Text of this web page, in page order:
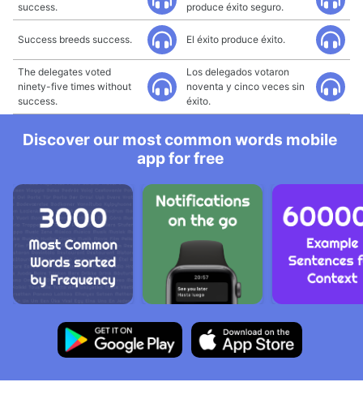
success.
produce éxito seguro.
Success breeds success. El éxito produce éxito.
The delegates voted
ninety-five times without
success.
Los delegados votaron
noventa y cinco veces sin
éxito.
Discover our most common words mobile
app for free